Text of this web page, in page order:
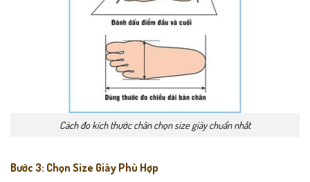
Cách đo kích thước chân chọn size giày chuẩn nhất
Bước 3: Chọn Size Giày Phù Hợp